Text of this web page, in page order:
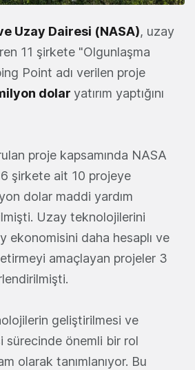
Uzay Dairesi (NASA), uzay
11 şirkete "Olgunlaşma
Point adı verilen proje
dolar yatırım yaptığını
proje kapsamında NASA
şirkete ait 10 projeye
dolar maddi yardım
Uzay teknolojilerini
ekonomisini daha hesaplı ve
amaçlayan projeler 3
geliştirilmesi ve
sürecinde önemli bir rol
olarak tanımlanıyor. Bu